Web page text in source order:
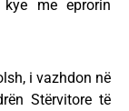
me eprorin
i vazhdon në
Stërvitore të